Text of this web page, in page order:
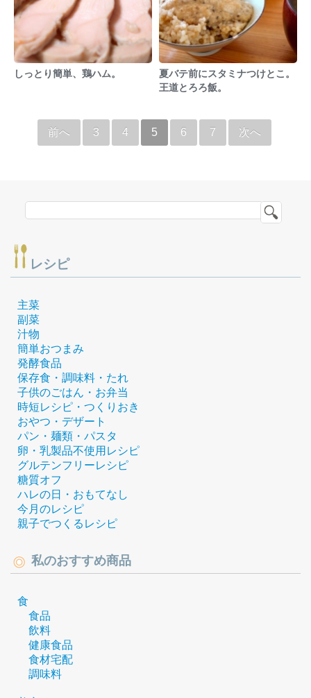
しっとり簡単、鶏ハム。
夏バテ前にスタミナつけとこ。
王道とろろ飯。
前へ 3 4 5 6 7 次へ
レシピ
主菜
副菜
汁物
簡単おつまみ
発酵食品
保存食・調味料・たれ
子供のごはん・お弁当
時短レシピ・つくりおき
おやつ・デザート
パン・麺類・パスタ
卵・乳製品不使用レシピ
グルテンフリーレシピ
糖質オフ
ハレの日・おもてなし
今月のレシピ
親子でつくるレシピ
私のおすすめ商品
食
食品
飲料
健康食品
食材宅配
調味料